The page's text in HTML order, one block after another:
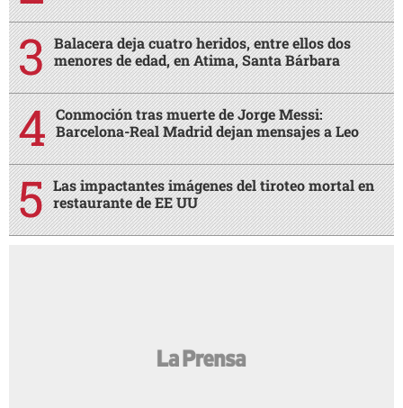
Balacera deja cuatro heridos, entre ellos dos
menores de edad, en Atima, Santa Bárbara
Conmoción tras muerte de Jorge Messi:
Barcelona-Real Madrid dejan mensajes a Leo
Las impactantes imágenes del tiroteo mortal en
restaurante de EE UU